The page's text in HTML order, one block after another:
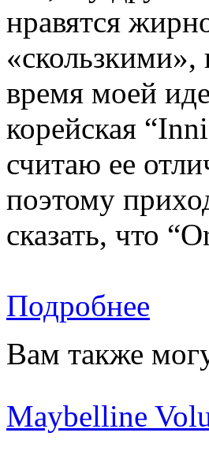
нравятся
время моей
корейская
считаю ее
поэтому
сказать, что
Подробнее
Вам также
Maybelline